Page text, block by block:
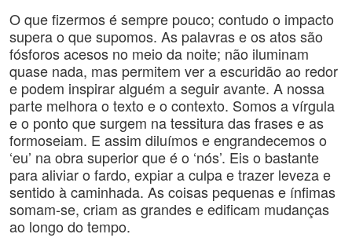
O que fizermos é sempre pouco; contudo o impacto
supera o que supomos. As palavras e os atos são
fósforos acesos no meio da noite; não iluminam
quase nada, mas permitem ver a escuridão ao redor
e podem inspirar alguém a seguir avante. A nossa
parte melhora o texto e o contexto. Somos a vírgula
e o ponto que surgem na tessitura das frases e as
formoseiam. E assim diluímos e engrandecemos o
‘eu’ na obra superior que é o ‘nós’. Eis o bastante
para aliviar o fardo, expiar a culpa e trazer leveza e
sentido à caminhada. As coisas pequenas e ínfimas
somam-se, criam as grandes e edificam mudanças
ao longo do tempo.